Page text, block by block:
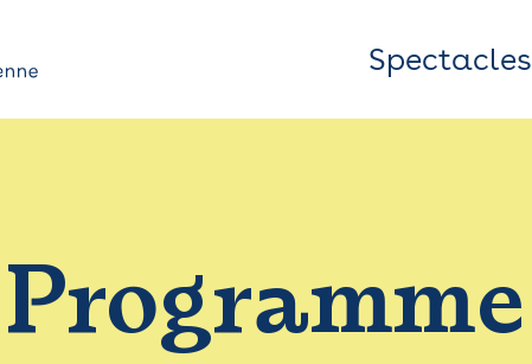
Top
Bar
Menu
Spectacles
Programme